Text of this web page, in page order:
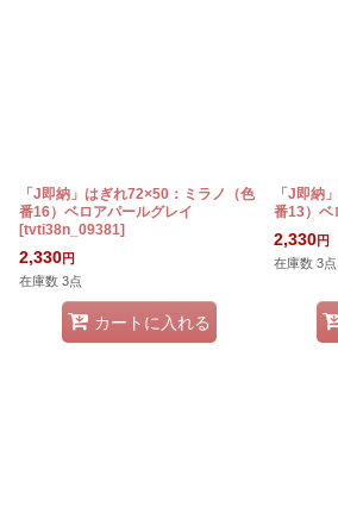
「J即納」はぎれ72×50：ミラノ（色
番16）ベロアパールグレイ
[tvti38n_09381]
2,330円
在庫数 3点
カートに入れる
「J即納
番13）ベ
2,330円
在庫数 3点